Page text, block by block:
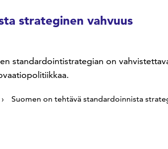
strateginen vahvuus
standardointistrategian on
Suomen on tehtävä standardoinnista